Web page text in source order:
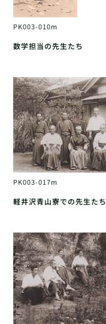
PK003-010m
数学担当の先生たち
PK003-017m
軽井沢青山寮での先生たち